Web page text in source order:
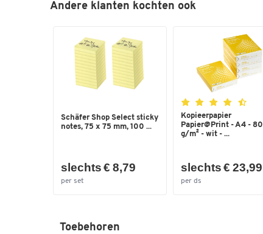
Andere klanten kochten ook
Schäfer Shop Select sticky
notes, 75 x 75 mm, 100 ...
slechts € 8,79
per set
Kopieerpapier
Papier@Print - A4 - 80
g/m² - wit - ...
slechts € 23,99
per ds
Toebehoren